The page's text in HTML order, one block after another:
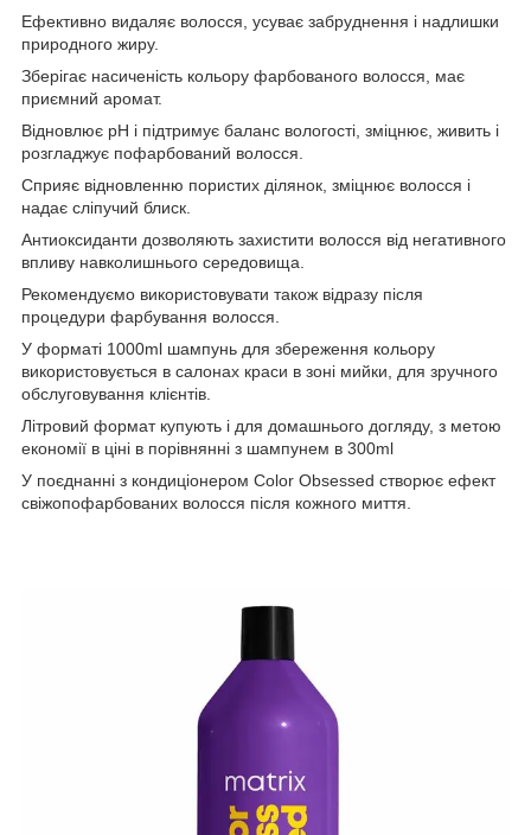
Ефективно видаляє волосся, усуває забруднення і надлишки
природного жиру.
Зберігає насиченість кольору фарбованого волосся, має
приємний аромат.
Відновлює pH і підтримує баланс вологості, зміцнює, живить і
розгладжує пофарбований волосся.
Сприяє відновленню пористих ділянок, зміцнює волосся і
надає сліпучий блиск.
Антиоксиданти дозволяють захистити волосся від негативного
впливу навколишнього середовища.
Рекомендуємо використовувати також відразу після
процедури фарбування волосся.
У форматі 1000ml шампунь для збереження кольору
використовується в салонах краси в зоні мийки, для зручного
обслуговування клієнтів.
Літровий формат купують і для домашнього догляду, з метою
економії в ціні в порівнянні з шампунем в 300ml
У поєднанні з кондиціонером Color Obsessed створює ефект
свіжопофарбованих волосся після кожного миття.